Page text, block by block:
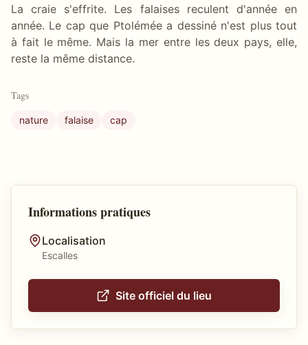
La craie s'effrite. Les falaises reculent d'année en
année. Le cap que Ptolémée a dessiné n'est plus tout
à fait le même. Mais la mer entre les deux pays, elle,
reste la même distance.
Tags
nature falaise cap
Informations pratiques
Localisation
Escalles
Site officiel du lieu